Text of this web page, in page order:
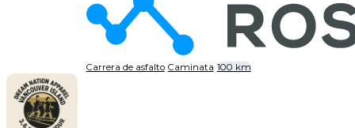
Carrera de asfalto Caminata 100 km